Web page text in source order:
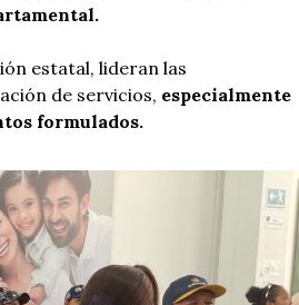
estatal, lideran las
de servicios, especialmente
formulados.